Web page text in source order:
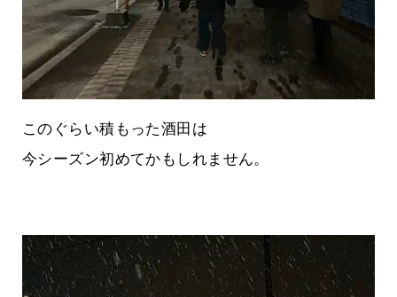
このぐらい積もった酒田は
今シーズン初めてかもしれません。